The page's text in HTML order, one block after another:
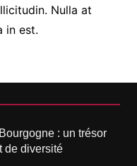
Nulla at
in est.
: un trésor
de diversité